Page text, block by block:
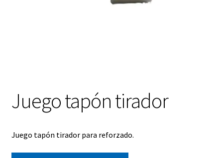
Juego tapón tirador
Juego tapón tirador para reforzado.